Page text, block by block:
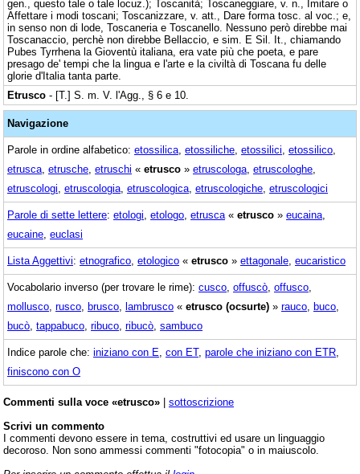
gen., questo tale o tale locuz.); Toscanità; Toscaneggiare, v. n., Imitare o
Affettare i modi toscani; Toscanizzare, v. att., Dare forma tosc. al voc.; e,
in senso non di lode, Toscaneria e Toscanello. Nessuno però direbbe mai
Toscanaccio, perchè non direbbe Bellaccio, e sim. E Sil. It., chiamando
Pubes Tyrrhena la Gioventù italiana, era vate più che poeta, e pare
presago de' tempi che la lingua e l'arte e la civiltà di Toscana fu delle
glorie d'Italia tanta parte.
Etrusco - [T.] S. m. V. l'Agg., § 6 e 10.
Navigazione
Parole in ordine alfabetico: etossilica etossiliche etossilici etossilico
etrusca etrusche etruschi « etrusco » etruscologa etruscologhe
etruscologi etruscologia etruscologica etruscologiche etruscologici
Parole di sette lettere: etologi etologo etrusca « etrusco » eucaina
eucaine euclasi
Lista Aggettivi: etnografico etologico « etrusco » ettagonale eucaristico
Vocabolario inverso (per trovare le rime): cusco offuscò offusco
mollusco rusco brusco lambrusco « etrusco (ocsurte) » rauco buco
bucò tappabuco ribuco ribucò sambuco
Indice parole che: iniziano con E con ET, parole che iniziano con ETR
finiscono con O
Commenti sulla voce «etrusco» | sottoscrizione
Scrivi un commento
I commenti devono essere in tema, costruttivi ed usare un linguaggio
decoroso. Non sono ammessi commenti "fotocopia" o in maiuscolo.